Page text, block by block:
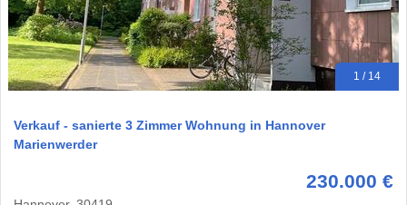
1 / 14
Verkauf - sanierte 3 Zimmer Wohnung in Hannover
Marienwerder
230.000 €